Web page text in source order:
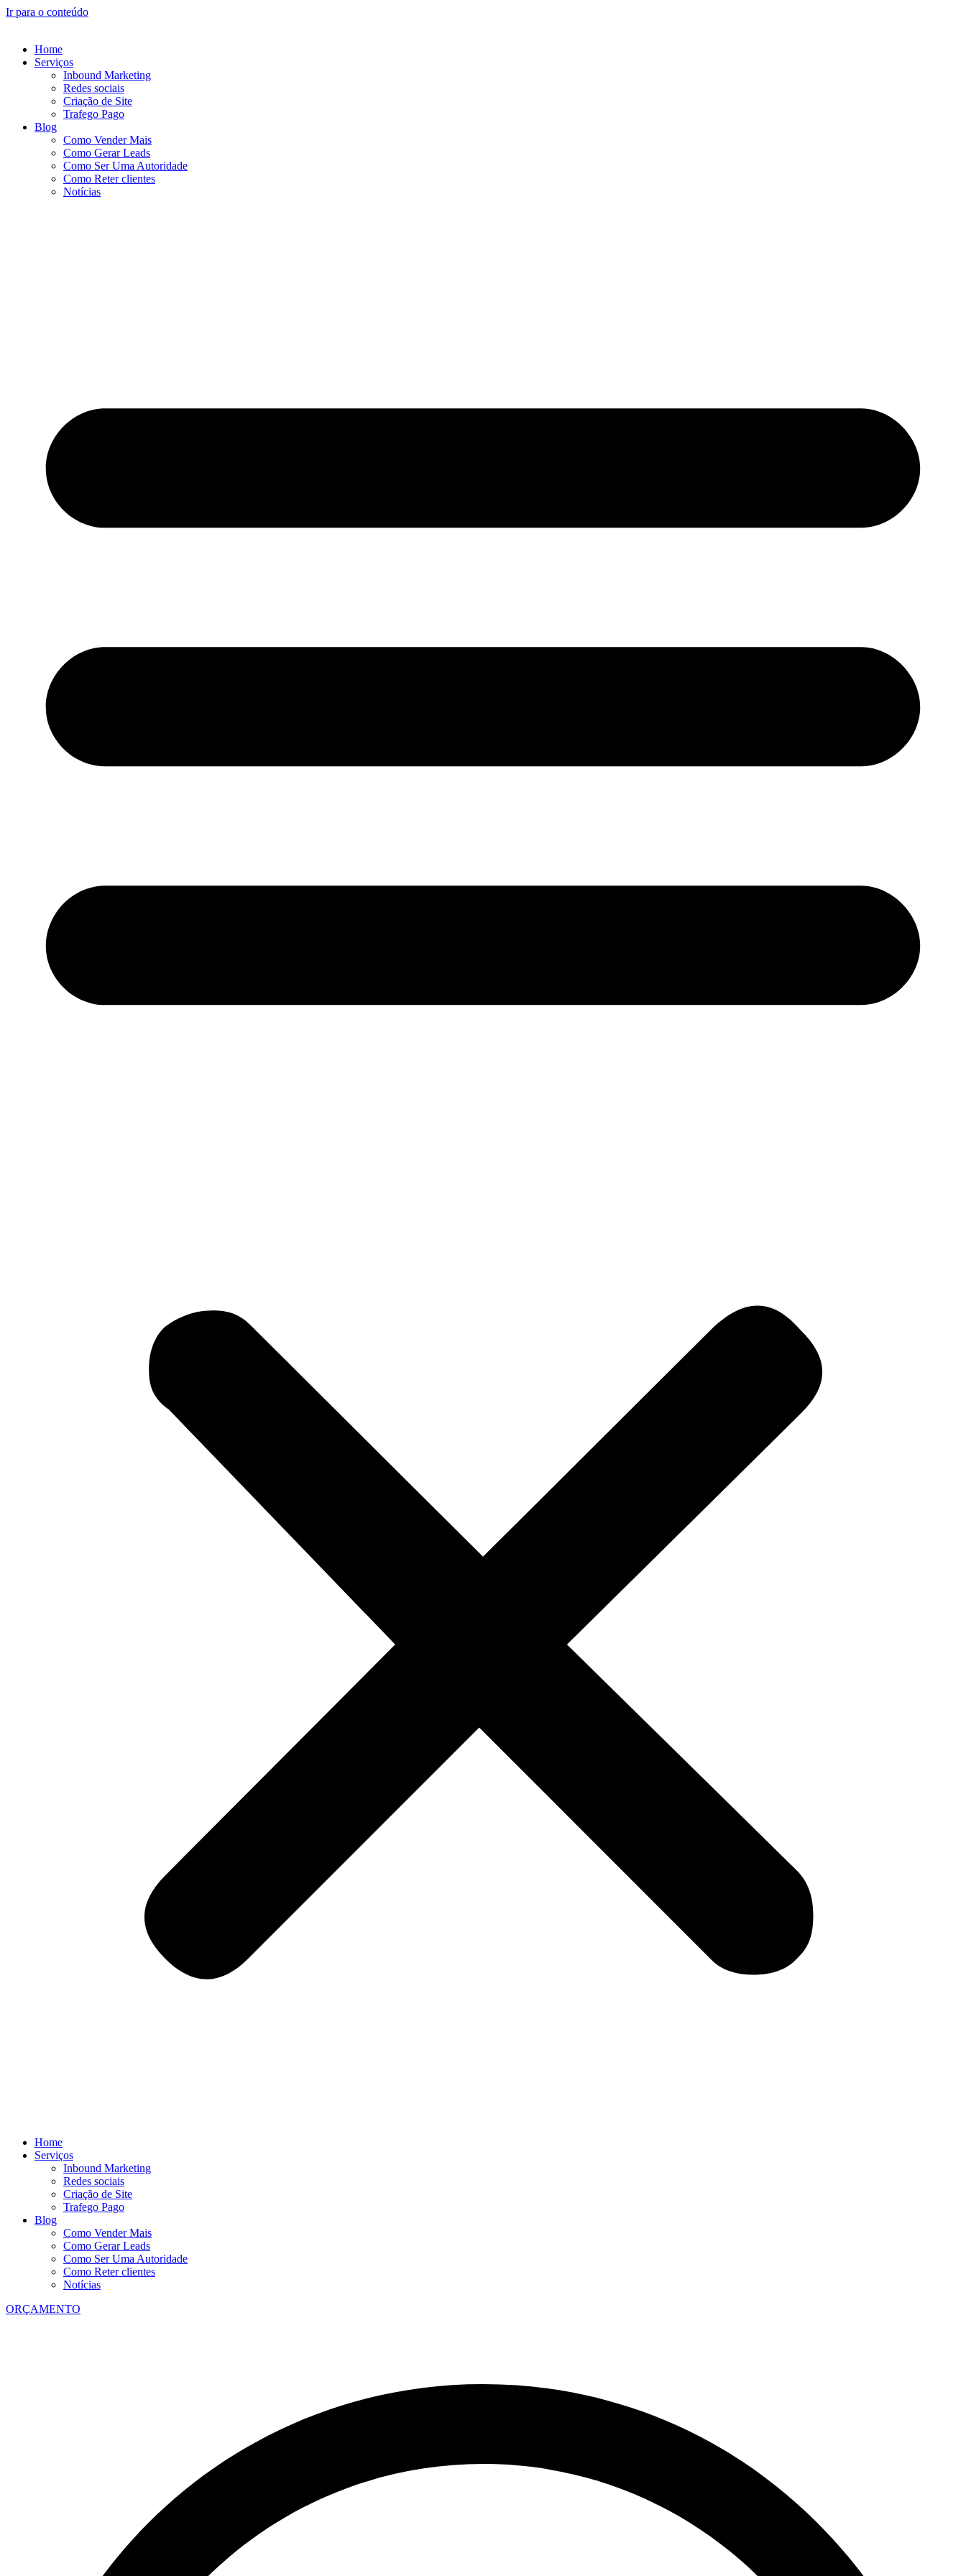
Ir para o conteúdo
Home
Serviços
Inbound Marketing
Redes sociais
Criação de Site
Trafego Pago
Blog
Como Vender Mais
Como Gerar Leads
Como Ser Uma Autoridade
Como Reter clientes
Notícias
Home
Serviços
Inbound Marketing
Redes sociais
Criação de Site
Trafego Pago
Blog
Como Vender Mais
Como Gerar Leads
Como Ser Uma Autoridade
Como Reter clientes
Notícias
ORÇAMENTO